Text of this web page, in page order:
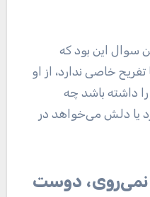
سوال این بود که
خاصی ندارد، از او
داشته باشد چه
یا دلش می‌خواهد در
نمی‌روی، دوست